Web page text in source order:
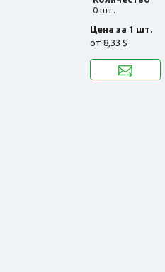
0 шт.
Цена за 1 шт.
от 8,33 $